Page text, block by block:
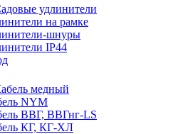
удлинители
на рамке
шнуры
IP44
медный
NYM
ВВГ, ВВГнг-LS
КГ, КГ-ХЛ